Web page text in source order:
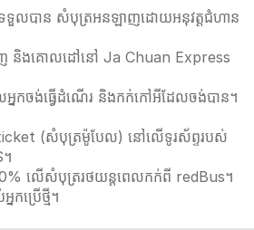
ទួលបាន សំបុត្រអនឡាញដោយអនុវត្តជំហាន
េញ និងគោលដៅនៅ Ja Chuan Express
អ្នកចង់ធ្វើដំណើរ និងកក់កៅអីដែលចង់បាន។
(សំបុត្រម៉ូបែល) នៅលើទូរស័ព្ទរបស់
។
លើសំបុត្ររថយន្តពេលកក់ពី redBus។
កប្រើថ្មី។